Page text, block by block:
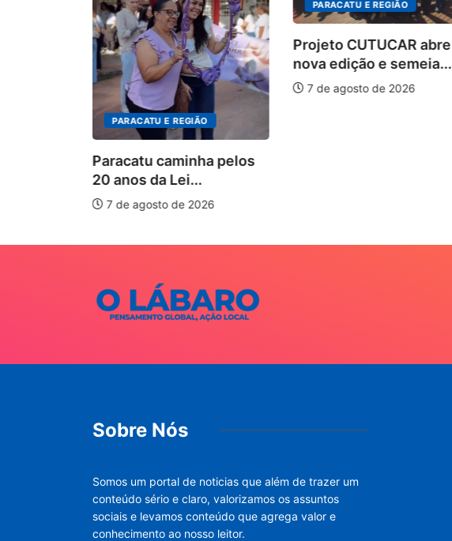
PARACATU E REGIÃO
Paracatu caminha pelos
20 anos da Lei...
7 de agosto de 2026
PARACATU E REGIÃO
Projeto CUTUCAR abre
nova edição e semeia...
7 de agosto de 2026
Sobre Nós
Somos um portal de noticias que além de trazer um
conteúdo sério e claro, valorizamos os assuntos
sociais e levamos conteúdo que agrega valor e
conhecimento ao nosso leitor.